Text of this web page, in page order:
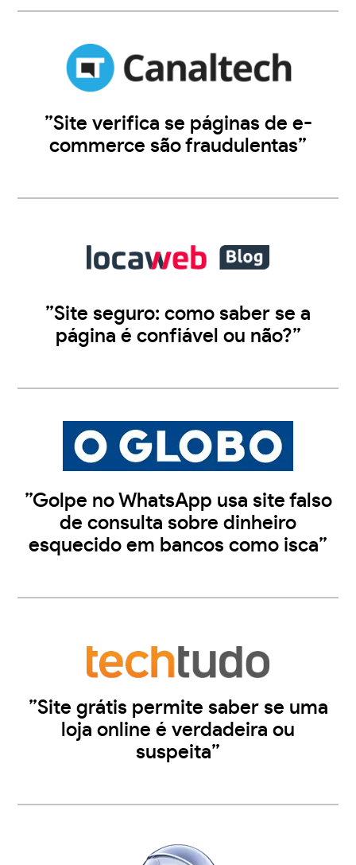
”Site verifica se páginas de e-
commerce são fraudulentas”
”Site seguro: como saber se a
página é confiável ou não?”
”Golpe no WhatsApp usa site falso
de consulta sobre dinheiro
esquecido em bancos como isca”
”Site grátis permite saber se uma
loja online é verdadeira ou
suspeita”